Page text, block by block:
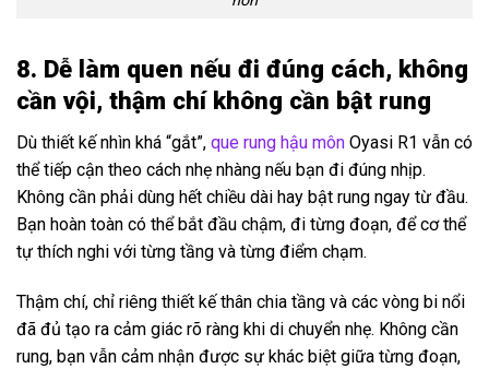
8. Dễ làm quen nếu đi đúng cách, không
cần vội, thậm chí không cần bật rung
Dù thiết kế nhìn khá “gắt”, que rung hậu môn Oyasi R1 vẫn có
thể tiếp cận theo cách nhẹ nhàng nếu bạn đi đúng nhịp.
Không cần phải dùng hết chiều dài hay bật rung ngay từ đầu.
Bạn hoàn toàn có thể bắt đầu chậm, đi từng đoạn, để cơ thể
tự thích nghi với từng tầng và từng điểm chạm.
Thậm chí, chỉ riêng thiết kế thân chia tầng và các vòng bi nổi
đã đủ tạo ra cảm giác rõ ràng khi di chuyển nhẹ. Không cần
rung, bạn vẫn cảm nhận được sự khác biệt giữa từng đoạn,